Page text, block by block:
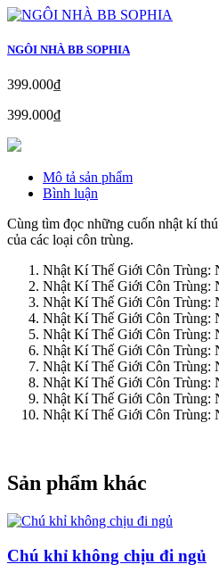
NGÔI NHÀ BB SOPHIA
399.000₫
399.000₫
Mô tả sản phẩm
Bình luận
Cùng tìm đọc những cuốn nhật kí
của các loại côn trùng.
Nhật Kí Thế Giới Côn Trùng:
Nhật Kí Thế Giới Côn Trùng:
Nhật Kí Thế Giới Côn Trùng:
Nhật Kí Thế Giới Côn Trùng:
Nhật Kí Thế Giới Côn
Nhật Kí Thế Giới Côn Trùng:
Nhật Kí Thế Giới Côn Trùng:
Nhật Kí Thế Giới Côn Trùng:
Nhật Kí Thế Giới Côn Trùng:
Nhật Kí Thế Giới Côn Trùng:
Sản phẩm khác
Chú khỉ không chịu đi ngủ